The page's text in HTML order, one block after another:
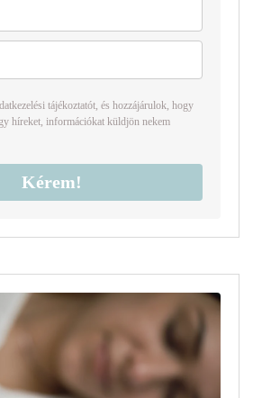
tájékoztatót, és hozzájárulok, hogy
híreket, információkat küldjön nekem
Kérem!